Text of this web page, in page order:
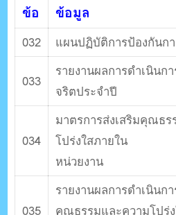
ข้อ ข้อมูล
032 แผนปฏิบัติการป้องกันก
033
รายงานผลการดําเนินก
จริตประจําปี
034
มาตรการส่งเสริมคุณธ
โปร่งใสภายใน
หน่วยงาน
035
รายงานผลการดําเนินก
คุณธรรมและความโปร่